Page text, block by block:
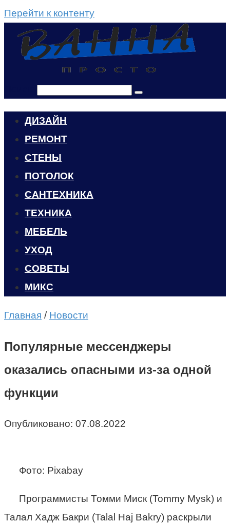
Перейти к контенту
ДИЗАЙН
РЕМОНТ
СТЕНЫ
ПОТОЛОК
САНТЕХНИКА
ТЕХНИКА
МЕБЕЛЬ
УХОД
CОВЕТЫ
МИКС
Главная / Новости
Популярные мессенджеры
оказались опасными из-за одной
функции
Опубликовано: 07.08.2022
Фото: Pixabay
Программисты Томми Миск (Tommy Mysk) и
Талал Хадж Бакри (Talal Haj Bakry) раскрыли